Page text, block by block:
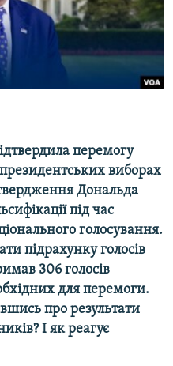
перемогу
виборах
Дональда
під час
голосування.
підрахунку голосів
306 голосів
для перемоги.
про результати
І як реагує